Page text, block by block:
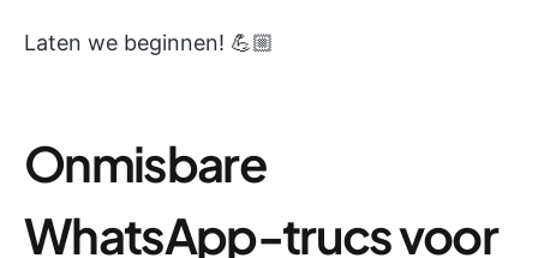
Laten we beginnen! 💪🏼
Onmisbare
WhatsApp-trucs voor